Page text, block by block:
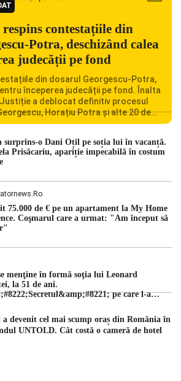
contestațiile din
Potra, deschizând calea
judecății pe fond
din dosarul Georgescu-Potra,
începerea judecății pe fond. Înalta
a deblocat definitiv procesul
Horațiu Potra și alte 20 de
de acțiuni îndreptate împotriva
În ședința din camera preliminară,
supremă au […]
surprins-o Dani Oțil pe soția lui în vacanță.
Prisăcariu, apariție impecabilă în costum
75.000 de € pe un apartament la My Home
Coşmarul care a urmat: "Am început să
menţine în formă soţia lui Leonard
la 51 de ani.
pe care l-a
devenit cel mai scump oraș din România în
UNTOLD. Cât costă o cameră de hotel